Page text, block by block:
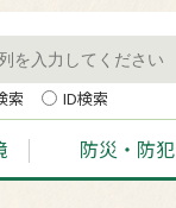
索 ID検索
防災・防犯